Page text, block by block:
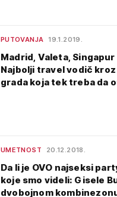
PUTOVANJA 19.1.2019.
Madrid, Valeta, Singapur
Najbolji travel vodič
grada koja tek treba da
UMETNOST 20.12.2018.
Da li je OVO najseksi
koje smo videli: Gisele
dvobojnom